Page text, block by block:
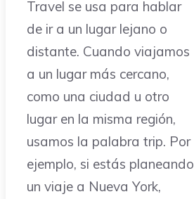
Travel se usa para hablar
de ir a un lugar lejano o
distante. Cuando viajamos
a un lugar más cercano,
como una ciudad u otro
lugar en la misma región,
usamos la palabra trip. Por
ejemplo, si estás planeando
un viaje a Nueva York,